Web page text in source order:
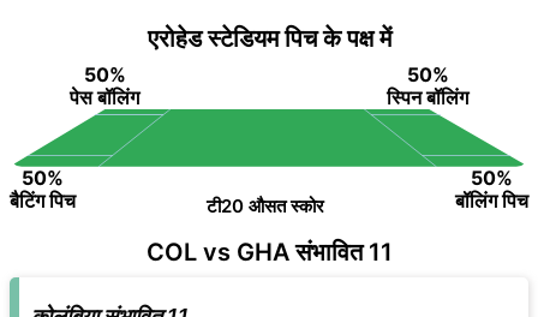
एरोहेड स्टेडियम पिच के पक्ष में
50%
पेस बॉलिंग
50%
स्पिन बॉलिंग
50%
बैटिंग पिच
50%
बॉलिंग पिच
टी20 औसत स्कोर
COL vs GHA संभावित 11